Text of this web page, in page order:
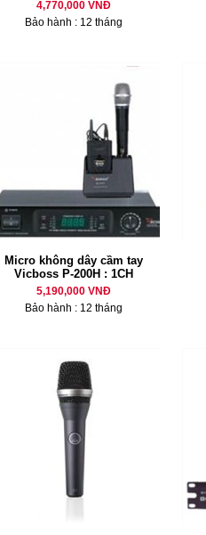
4,770,000 VNĐ
Bảo hành : 12 tháng
Micro không dây cầm tay
Vicboss P-200H : 1CH
5,190,000 VNĐ
Bảo hành : 12 tháng